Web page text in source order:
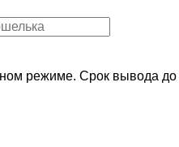
режиме. Срок вывода до